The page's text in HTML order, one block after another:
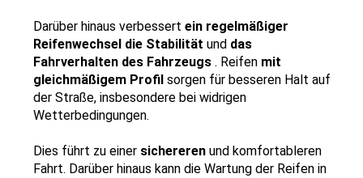
Darüber hinaus verbessert ein regelmäßiger
Reifenwechsel die Stabilität und das
Fahrverhalten des Fahrzeugs . Reifen mit
gleichmäßigem Profil sorgen für besseren Halt auf
der Straße, insbesondere bei widrigen
Wetterbedingungen.
Dies führt zu einer sichereren und komfortableren
Fahrt. Darüber hinaus kann die Wartung der Reifen in